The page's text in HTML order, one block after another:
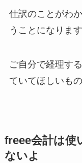
仕訳のことがわ
うことになります
ご自分で経理す
ていてほしいもの
freee会計は使
ないよ